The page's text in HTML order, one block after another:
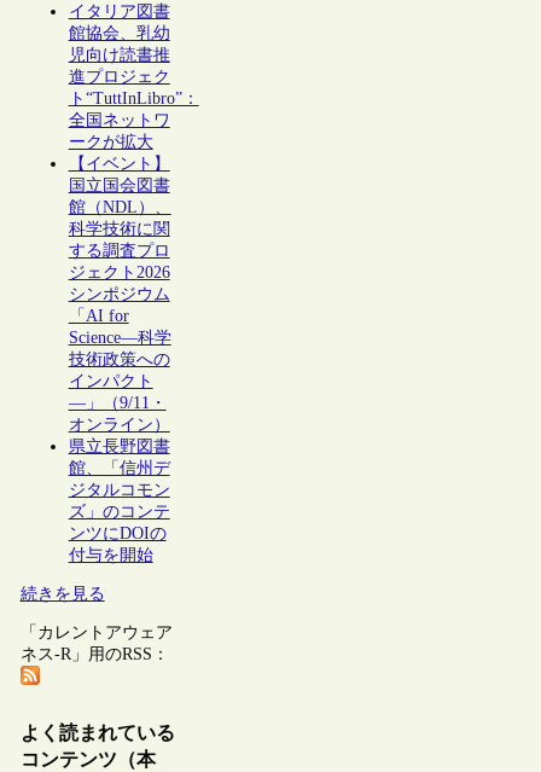
イタリア図書
館協会、乳幼
児向け読書推
進プロジェク
ト“TuttInLibro”：
全国ネットワ
ークが拡大
【イベント】
国立国会図書
館（NDL）、
科学技術に関
する調査プロ
ジェクト2026
シンポジウム
「AI for
Science―科学
技術政策への
インパクト
―」（9/11・
オンライン）
県立長野図書
館、「信州デ
ジタルコモン
ズ」のコンテ
ンツにDOIの
付与を開始
続きを見る
「カレントアウェア
ネス-R」用のRSS：
よく読まれている
コンテンツ（本